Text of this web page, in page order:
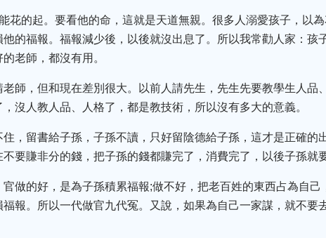
花的起。要看他的命，這就是天道無親。很多人溺愛孩子，以
的福報。福報減少後，以後就沒出息了。所以我常勸人家：孩
老師，都沒有用。
師，但和現在差別很大。以前人請先生，先生先要教學生人品
沒人教人品、人格了，都是教技術，所以沒有多大的意義。
，留書給子孫，子孫不讀，只好留陰德給子孫，這才是正確的
要賺非分的錢，把子孫的錢都賺完了，消費完了，以後子孫就
做的好，是為子孫積累福報;做不好，把老百姓的東西占為自己
報。所以一代做官九代冤。又說，如果為自己一家謀，就不要